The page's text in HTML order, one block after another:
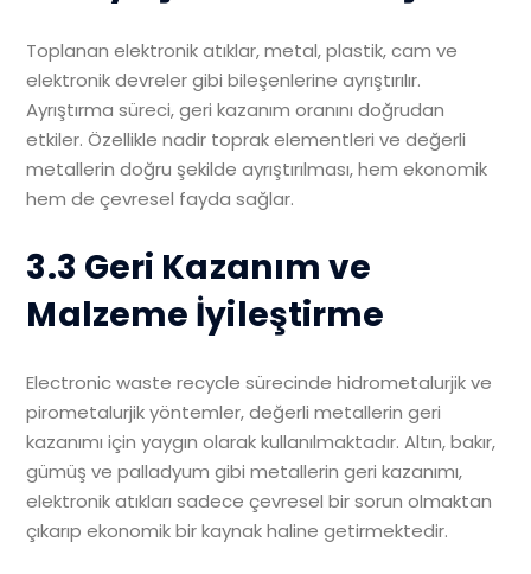
Toplanan elektronik atıklar, metal, plastik, cam ve
elektronik devreler gibi bileşenlerine ayrıştırılır.
Ayrıştırma süreci, geri kazanım oranını doğrudan
etkiler. Özellikle nadir toprak elementleri ve değerli
metallerin doğru şekilde ayrıştırılması, hem ekonomik
hem de çevresel fayda sağlar.
3.3 Geri Kazanım ve
Malzeme İyileştirme
Electronic waste recycle sürecinde hidrometalurjik ve
pirometalurjik yöntemler, değerli metallerin geri
kazanımı için yaygın olarak kullanılmaktadır. Altın, bakır,
gümüş ve palladyum gibi metallerin geri kazanımı,
elektronik atıkları sadece çevresel bir sorun olmaktan
çıkarıp ekonomik bir kaynak haline getirmektedir.